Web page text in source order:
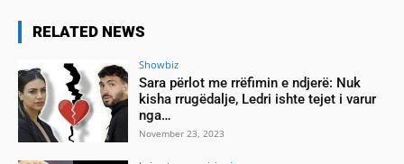
RELATED NEWS
Showbiz
Sara përlot me rrëfimin e ndjerë: Nuk
kisha rrugëdalje, Ledri ishte tejet i varur
nga…
November 23, 2023